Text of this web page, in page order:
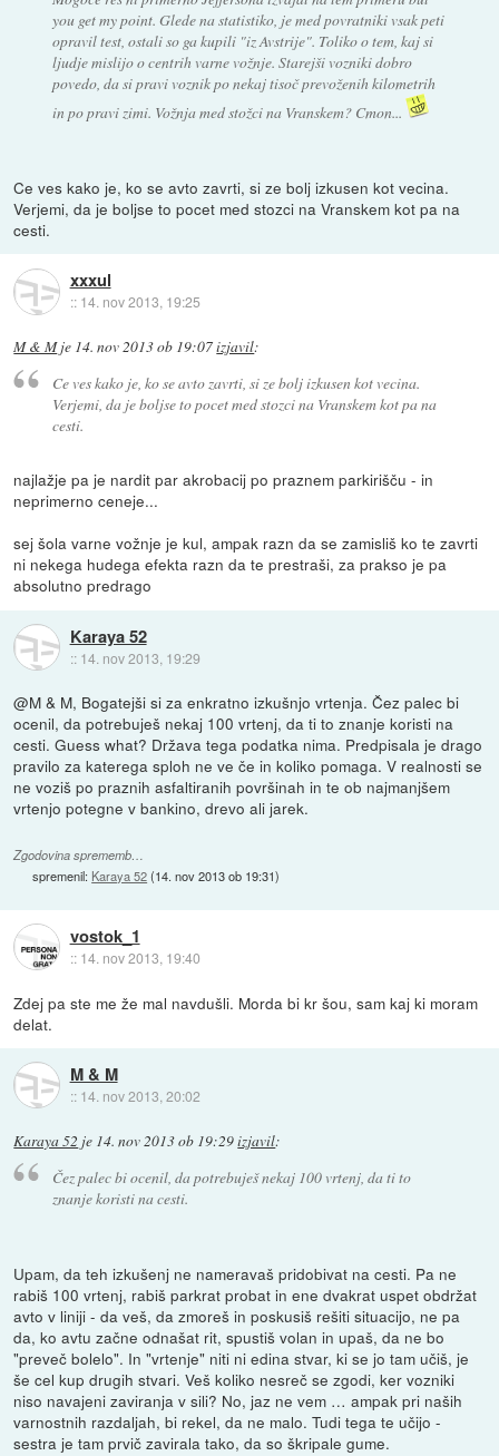
you get my point. Glede na statistiko, je med povratniki vsak peti
opravil test, ostali so ga kupili "iz Avstrije". Toliko o tem, kaj si
ljudje mislijo o centrih varne vožnje. Starejši vozniki dobro
povedo, da si pravi voznik po nekaj tisoč prevoženih kilometrih
in po pravi zimi. Vožnja med stožci na Vranskem? Cmon...
Ce ves kako je, ko se avto zavrti, si ze bolj izkusen kot vecina.
Verjemi, da je boljse to pocet med stozci na Vranskem kot pa na
cesti.
xxxul
:: 14. nov 2013, 19:25
M & Mje 14. nov 2013 ob 19:07izjavil:
Ce ves kako je, ko se avto zavrti, si ze bolj izkusen kot vecina.
Verjemi, da je boljse to pocet med stozci na Vranskem kot pa na
cesti.
najlažje pa je nardit par akrobacij po praznem parkirišču - in
neprimerno ceneje...
sej šola varne vožnje je kul, ampak razn da se zamisliš ko te zavrti
ni nekega hudega efekta razn da te prestraši, za prakso je pa
absolutno predrago
Karaya 52
:: 14. nov 2013, 19:29
@M & M, Bogatejši si za enkratno izkušnjo vrtenja. Čez palec bi
ocenil, da potrebuješ nekaj 100 vrtenj, da ti to znanje koristi na
cesti. Guess what? Država tega podatka nima. Predpisala je drago
pravilo za katerega sploh ne ve če in koliko pomaga. V realnosti se
ne voziš po praznih asfaltiranih površinah in te ob najmanjšem
vrtenjo potegne v bankino, drevo ali jarek.
Zgodovina sprememb…
spremenil: Karaya 52(14. nov 2013 ob 19:31)
vostok_1
:: 14. nov 2013, 19:40
Zdej pa ste me že mal navdušli. Morda bi kr šou, sam kaj ki moram
delat.
M & M
:: 14. nov 2013, 20:02
Karaya 52 je 14. nov 2013 ob 19:29izjavil:
Čez palec bi ocenil, da potrebuješ nekaj 100 vrtenj, da ti to
znanje koristi na cesti.
Upam, da teh izkušenj ne nameravaš pridobivat na cesti. Pa ne
rabiš 100 vrtenj, rabiš parkrat probat in ene dvakrat uspet obdržat
avto v liniji - da veš, da zmoreš in poskusiš rešiti situacijo, ne pa
da, ko avtu začne odnašat rit, spustiš volan in upaš, da ne bo
"preveč bolelo". In "vrtenje" niti ni edina stvar, ki se jo tam učiš, je
še cel kup drugih stvari. Veš koliko nesreč se zgodi, ker vozniki
niso navajeni zaviranja v sili? No, jaz ne vem … ampak pri naših
varnostnih razdaljah, bi rekel, da ne malo. Tudi tega te učijo -
sestra je tam prvič zavirala tako, da so škripale gume.